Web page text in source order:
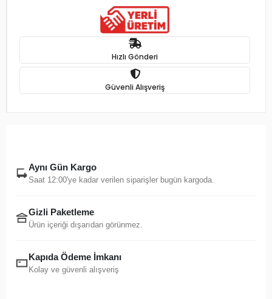
Hızlı Gönderi
Güvenli Alışveriş
Aynı Gün Kargo
Saat 12:00'ye kadar verilen siparişler bugün kargoda.
Gizli Paketleme
Ürün içeriği dışarıdan görünmez.
Kapıda Ödeme İmkanı
Kolay ve güvenli alışveriş